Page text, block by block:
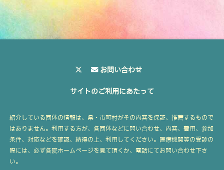
お問い合わせ
サイトのご利用にあたって
紹介している団体の情報は、県・市町村がその内容を保証、推薦するもので
はありません。利用する方が、各団体などに問い合わせ、内容、費用、参加
条件、対応などを確認、納得の上、利用してください。医療機関等の受診の
際には、必ず各院ホームページを見て頂くか、電話にてお問い合わせ下さ
い。